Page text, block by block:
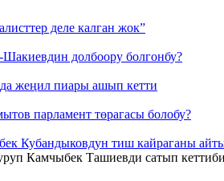
деле калган жок”
долбоору болгонбу?
жеңил пиары ашып кетти
парламент төрагасы болобу?
Кубандыковдун тиш кайраганы
Камчыбек Ташиевди сатып